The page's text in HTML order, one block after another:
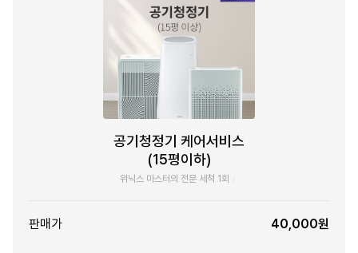
공기청정기 케어서비스
(15평이하)
위닉스 마스터의 전문 세척 1회
판매가 40,000원